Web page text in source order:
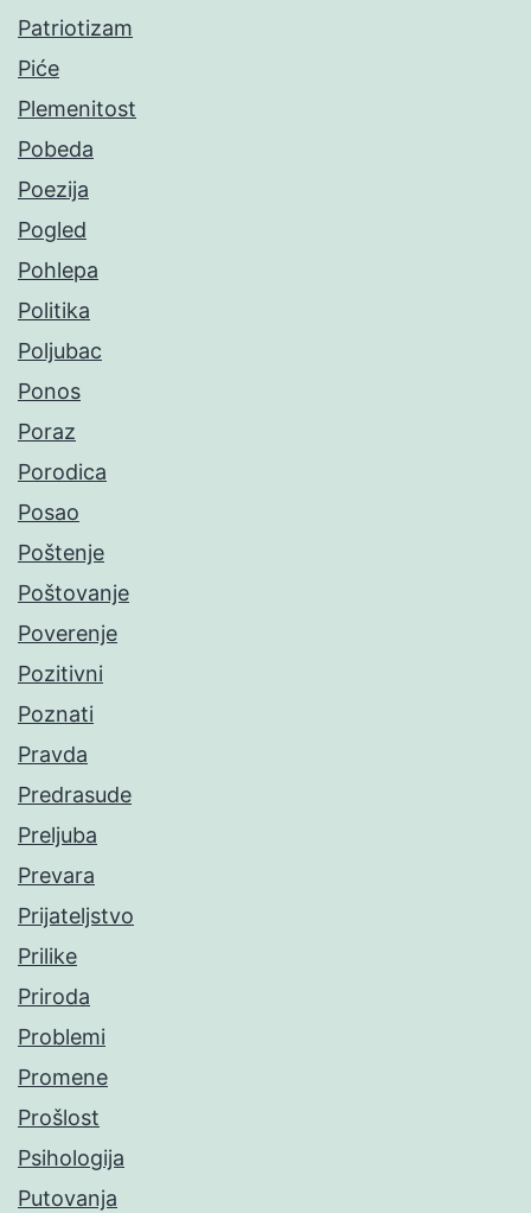
Patriotizam
Piće
Plemenitost
Pobeda
Poezija
Pogled
Pohlepa
Politika
Poljubac
Ponos
Poraz
Porodica
Posao
Poštenje
Poštovanje
Poverenje
Pozitivni
Poznati
Pravda
Predrasude
Preljuba
Prevara
Prijateljstvo
Prilike
Priroda
Problemi
Promene
Prošlost
Psihologija
Putovanja